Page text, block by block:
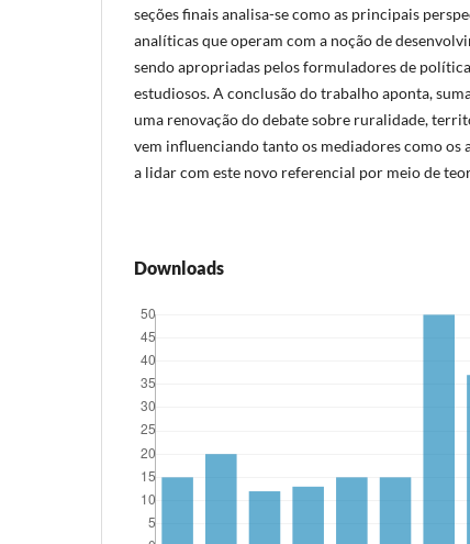
seções finais analisa-se como as principais
analíticas que operam com a noção de
sendo apropriadas pelos formuladores de
estudiosos. A conclusão do trabalho aponta,
uma renovação do debate sobre ruralidade,
vem influenciando tanto os mediadores como os
a lidar com este novo referencial por meio de
Downloads